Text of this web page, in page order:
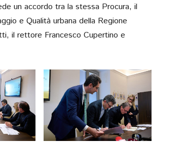
un accordo tra la stessa Procura, il
e Qualità urbana della Regione
il rettore Francesco Cupertino e
SULL’ASSE NAPOLI-BARI,
MEZZOGIORNO DIALOGO
RETTORE,
Verso Poliba 2026. Martedì,
novembre, diretta social